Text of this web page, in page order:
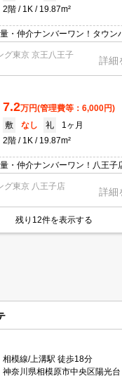
2階 1K 19.87m²
・仲介ナンバーワン！タウン
グ東京 京王八王子
詳細
7.2万円(管理費等：6,000円)
敷
なし 礼
1ヶ月
2階
1K 19.87m²
・仲介ナンバーワン！八王子
グ東京 八王子店
詳細
残り12件を表示する
相模線/上溝駅 徒歩18分
神奈川県相模原市中央区陽光台